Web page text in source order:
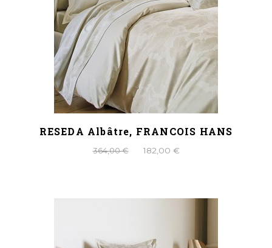
RESEDA Albâtre, FRANCOIS HANS
364,00 € 182,00 €